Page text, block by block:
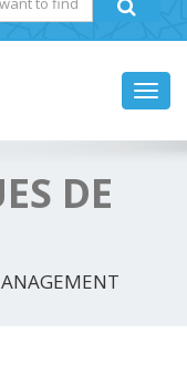
DE